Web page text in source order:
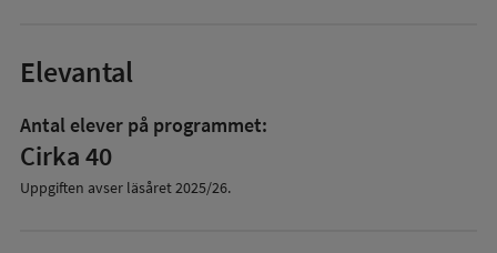
Elevantal
Antal elever på programmet:
Cirka 40
Uppgiften avser läsåret2025/26.